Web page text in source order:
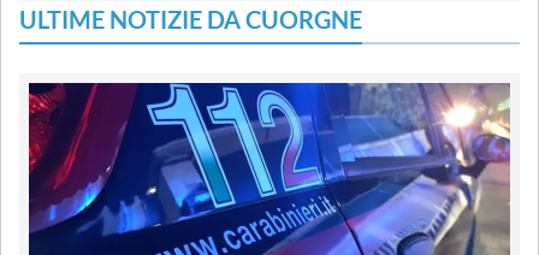
ULTIME NOTIZIE DA CUORGNE